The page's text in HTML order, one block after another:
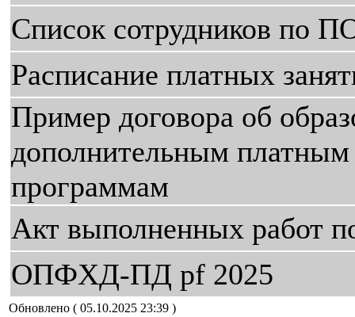
Cписок сотрудников по
Расписание платных
Пример договора об
дополнительным платным
программам
Акт выполненных работ
ОПФХД-ПД pf 2025
Обновлено ( 05.10.2025 23:39 )